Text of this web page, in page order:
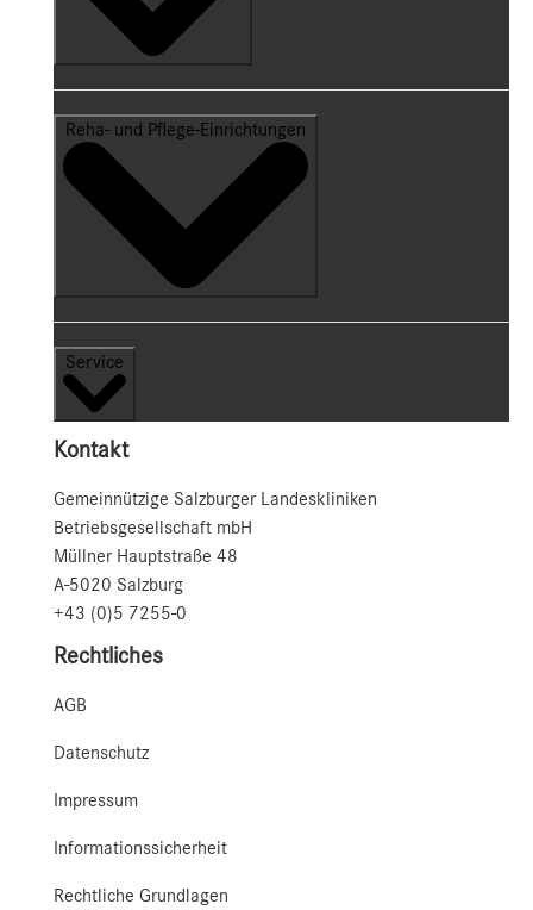
Reha- und Pflege-Einrichtungen
Service
Kontakt
Gemeinnützige Salzburger Landeskliniken
Betriebsgesellschaft mbH
Müllner Hauptstraße 48
A-5020 Salzburg
+43 (0)5 7255-0
Rechtliches
AGB
Datenschutz
Impressum
Informationssicherheit
Rechtliche Grundlagen